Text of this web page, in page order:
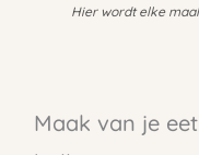
Hier wordt elke
Maak van je